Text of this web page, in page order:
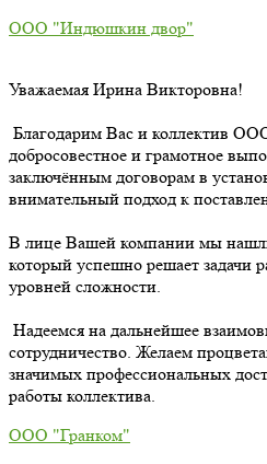
ООО "Индюшкин двор"
Уважаемая Ирина Викторовна!
Благодарим Вас и коллектив
добросовестное и грамотное
заключённым договорам в
внимательный подход к
В лице Вашей компании мы
который успешно решает задачи
уровней сложности.
Надеемся на дальнейшее
сотрудничество. Желаем
значимых профессиональных
работы коллектива.
ООО "Гранком"